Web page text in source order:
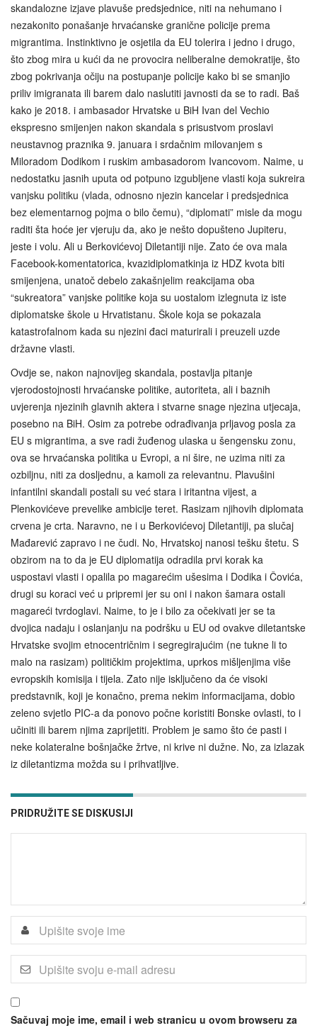
skandalozne izjave plavuše predsjednice, niti na nehumano i
nezakonito ponašanje hrvaćanske granične policije prema
migrantima. Instinktivno je osjetila da EU tolerira i jedno i drugo,
što zbog mira u kući da ne provocira neliberalne demokratije, što
zbog pokrivanja očiju na postupanje policije kako bi se smanjio
priliv imigranata ili barem dalo naslutiti javnosti da se to radi. Baš
kako je 2018. i ambasador Hrvatske u BiH Ivan del Vechio
ekspresno smijenjen nakon skandala s prisustvom proslavi
neustavnog praznika 9. januara i srdačnim milovanjem s
Miloradom Dodikom i ruskim ambasadorom Ivancovom. Naime, u
nedostatku jasnih uputa od potpuno izgubljene vlasti koja sukreira
vanjsku politiku (vlada, odnosno njezin kancelar i predsjednica
bez elementarnog pojma o bilo čemu), “diplomati” misle da mogu
raditi šta hoće jer vjeruju da, ako je nešto dopušteno Jupiteru,
jeste i volu. Ali u Berkovićevoj Diletantiji nije. Zato će ova mala
Facebook-komentatorica, kvazidiplomatkinja iz HDZ kvota biti
smijenjena, unatoč debelo zakašnjelim reakcijama oba
“sukreatora” vanjske politike koja su uostalom izlegnuta iz iste
diplomatske škole u Hrvatistanu. Škole koja se pokazala
katastrofalnom kada su njezini đaci maturirali i preuzeli uzde
državne vlasti.
Ovdje se, nakon najnovijeg skandala, postavlja pitanje
vjerodostojnosti hrvaćanske politike, autoriteta, ali i baznih
uvjerenja njezinih glavnih aktera i stvarne snage njezina utjecaja,
posebno na BiH. Osim za potrebe odrađivanja prljavog posla za
EU s migrantima, a sve radi žuđenog ulaska u šengensku zonu,
ova se hrvaćanska politika u Evropi, a ni šire, ne uzima niti za
ozbiljnu, niti za dosljednu, a kamoli za relevantnu. Plavušini
infantilni skandali postali su već stara i iritantna vijest, a
Plenkovićeve prevelike ambicije teret. Rasizam njihovih diplomata
crvena je crta. Naravno, ne i u Berkovićevoj Diletantiji, pa slučaj
Mađarević zapravo i ne čudi. No, Hrvatskoj nanosi tešku štetu. S
obzirom na to da je EU diplomatija odradila prvi korak ka
uspostavi vlasti i opalila po magarećim ušesima i Dodika i Čovića,
drugi su koraci već u pripremi jer su oni i nakon šamara ostali
magareći tvrdoglavi. Naime, to je i bilo za očekivati jer se ta
dvojica nadaju i oslanjanju na podršku u EU od ovakve diletantske
Hrvatske svojim etnocentričnim i segregirajućim (ne tukne li to
malo na rasizam) političkim projektima, uprkos mišljenjima više
evropskih komisija i tijela. Zato nije isključeno da će visoki
predstavnik, koji je konačno, prema nekim informacijama, dobio
zeleno svjetlo PIC-a da ponovo počne koristiti Bonske ovlasti, to i
učiniti ili barem njima zaprijetiti. Problem je samo što će pasti i
neke kolateralne bošnjačke žrtve, ni krive ni dužne. No, za izlazak
iz diletantizma možda su i prihvatljive.
PRIDRUŽITE SE DISKUSIJI
Sačuvaj moje ime, email i web stranicu u ovom browseru za